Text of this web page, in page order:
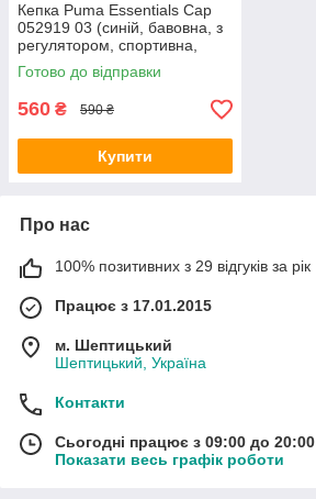
Кепка Puma Essentials Cap
052919 03 (синій, бавовна, з
регулятором, спортивна,
логотип пума)
Готово до відправки
560 ₴ 590 ₴
Купити
Про нас
100% позитивних з 29 відгуків за рік
Працює з 17.01.2015
м. Шептицький
Шептицький, Україна
Контакти
Сьогодні працює з 09:00 до 20:00
Показати весь графік роботи